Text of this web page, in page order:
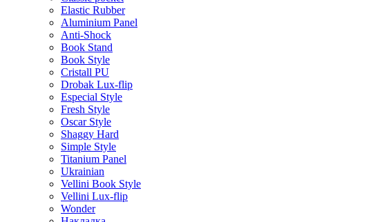
Elastic Rubber
Aluminium Panel
Anti-Shock
Book Stand
Book Style
Cristall PU
Drobak Lux-flip
Especial Style
Fresh Style
Oscar Style
Shaggy Hard
Simple Style
Titanium Panel
Ukrainian
Vellini Book Style
Vellini Lux-flip
Wonder